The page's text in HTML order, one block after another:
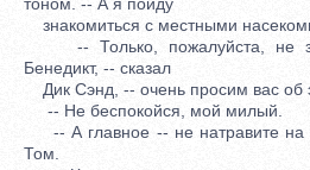
знакомиться с местными
-- Только, пожалуйста, не
Бенедикт, -- сказал
Дик Сэнд, -- очень просим вас об
-- Не беспокойся, мой милый.
-- А главное -- не натравите на
Том.